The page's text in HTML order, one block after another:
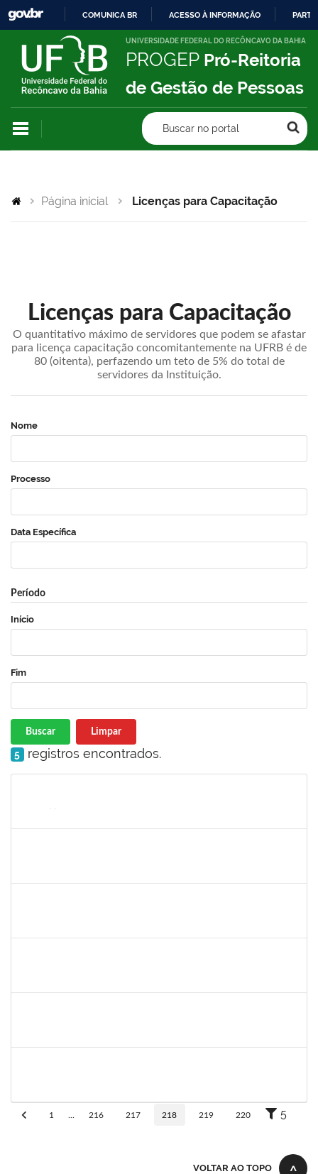
IR
PARA
CONTEÚDO
COMUNICA BR ACESSO À INFORMAÇÃO
UNIVERSIDADE FEDERAL DO RECÔNCAVO DA BAHIA
PROGEP Pró-Reitoria
de Gestão de Pessoas
Buscar no portal
Página inicial Licenças para Capacitação
Licenças para Capacitação
O quantitativo máximo de servidores que podem se afastar
para licença capacitação concomitantemente na UFRB é de
80 (oitenta), perfazendo um teto de 5% do total de
servidores da Instituição.
Nome
Processo
Data Específica
Período
Início
Fim
Buscar Limpar
5 registros encontrados.
Processo
1 216 217 218 219 220 5
VOLTAR AO TOPO